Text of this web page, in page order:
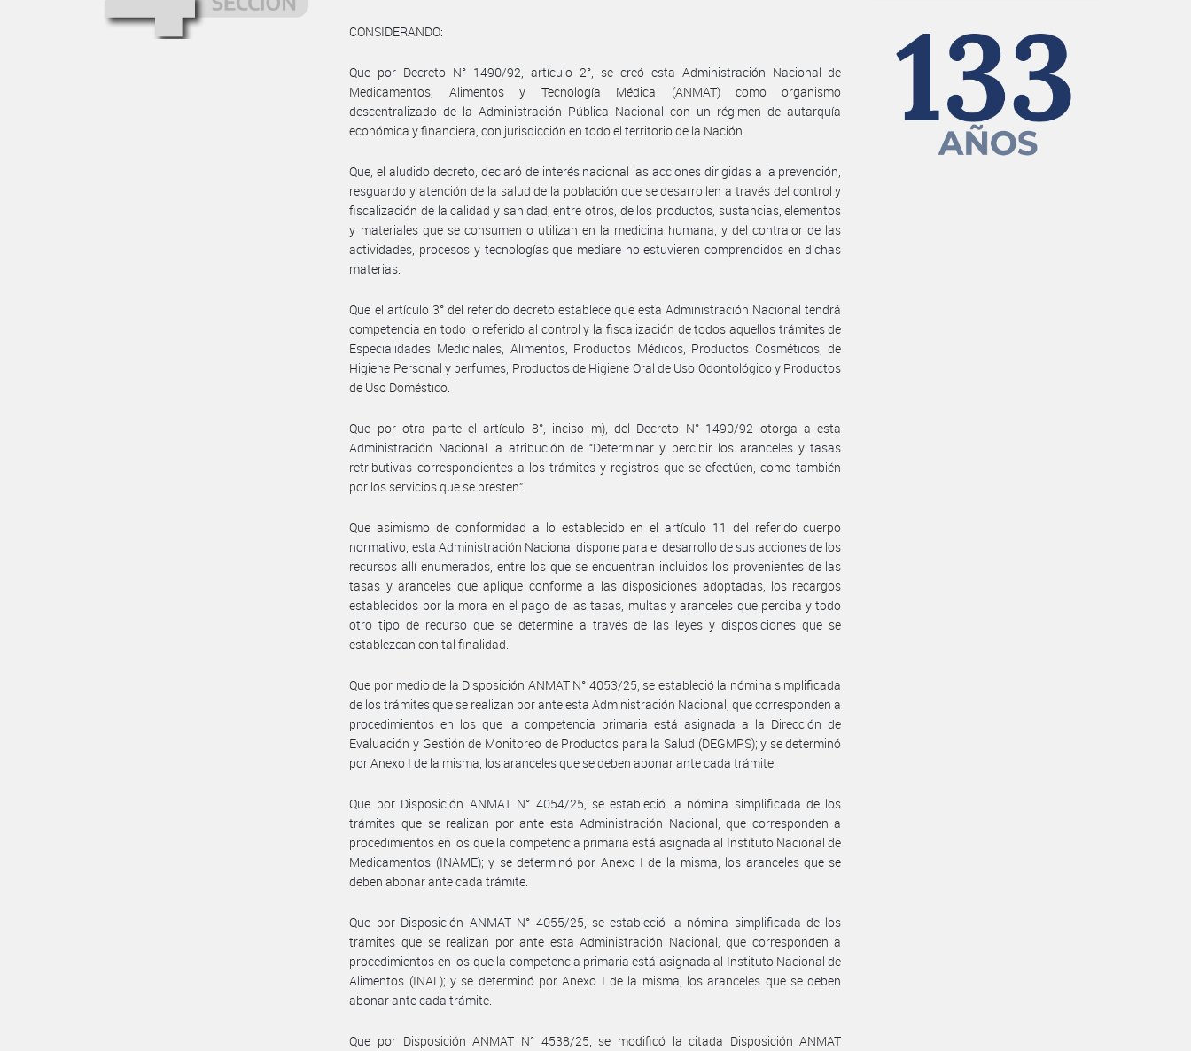
CONSIDERANDO:
Que por Decreto N° 1490/92, artículo 2°, se creó esta Administración Nacional de
Medicamentos, Alimentos y Tecnología Médica (ANMAT) como organismo
descentralizado de la Administración Pública Nacional con un régimen de autarquía
económica y financiera, con jurisdicción en todo el territorio de la Nación.
Que, el aludido decreto, declaró de interés nacional las acciones dirigidas a la prevención,
resguardo y atención de la salud de la población que se desarrollen a través del control y
fiscalización de la calidad y sanidad, entre otros, de los productos, sustancias, elementos
y materiales que se consumen o utilizan en la medicina humana, y del contralor de las
actividades, procesos y tecnologías que mediare no estuvieren comprendidos en dichas
materias.
Que el artículo 3° del referido decreto establece que esta Administración Nacional tendrá
competencia en todo lo referido al control y la fiscalización de todos aquellos trámites de
Especialidades Medicinales, Alimentos, Productos Médicos, Productos Cosméticos, de
Higiene Personal y perfumes, Productos de Higiene Oral de Uso Odontológico y Productos
de Uso Doméstico.
Que por otra parte el artículo 8°, inciso m), del Decreto N° 1490/92 otorga a esta
Administración Nacional la atribución de “Determinar y percibir los aranceles y tasas
retributivas correspondientes a los trámites y registros que se efectúen, como también
por los servicios que se presten”.
Que asimismo de conformidad a lo establecido en el artículo 11 del referido cuerpo
normativo, esta Administración Nacional dispone para el desarrollo de sus acciones de los
recursos allí enumerados, entre los que se encuentran incluidos los provenientes de las
tasas y aranceles que aplique conforme a las disposiciones adoptadas, los recargos
establecidos por la mora en el pago de las tasas, multas y aranceles que perciba y todo
otro tipo de recurso que se determine a través de las leyes y disposiciones que se
establezcan con tal finalidad.
Que por medio de la Disposición ANMAT N° 4053/25, se estableció la nómina simplificada
de los trámites que se realizan por ante esta Administración Nacional, que corresponden a
procedimientos en los que la competencia primaria está asignada a la Dirección de
Evaluación y Gestión de Monitoreo de Productos para la Salud (DEGMPS); y se determinó
por Anexo I de la misma, los aranceles que se deben abonar ante cada trámite.
Que por Disposición ANMAT N° 4054/25, se estableció la nómina simplificada de los
trámites que se realizan por ante esta Administración Nacional, que corresponden a
procedimientos en los que la competencia primaria está asignada al Instituto Nacional de
Medicamentos (INAME); y se determinó por Anexo I de la misma, los aranceles que se
deben abonar ante cada trámite.
Que por Disposición ANMAT N° 4055/25, se estableció la nómina simplificada de los
trámites que se realizan por ante esta Administración Nacional, que corresponden a
procedimientos en los que la competencia primaria está asignada al Instituto Nacional de
Alimentos (INAL); y se determinó por Anexo I de la misma, los aranceles que se deben
abonar ante cada trámite.
Que por Disposición ANMAT N° 4538/25, se modificó la citada Disposición ANMAT